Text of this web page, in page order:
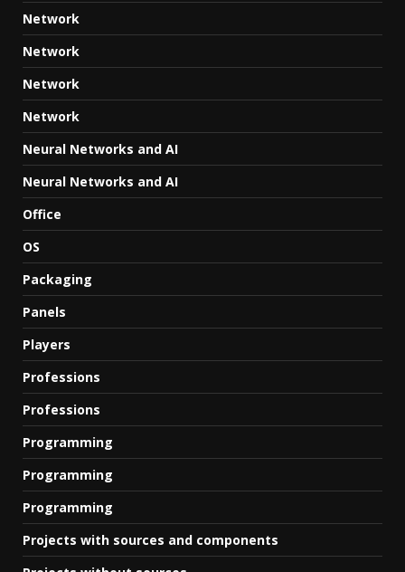
Network
Network
Network
Network
Neural Networks and AI
Neural Networks and AI
Office
OS
Packaging
Panels
Players
Professions
Professions
Programming
Programming
Programming
Projects with sources and components